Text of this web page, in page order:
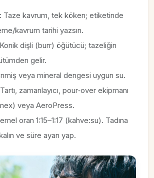
: Taze kavrum, tek köken; etiketinde
kavrum tarihi yazsın.
dişli (burr) öğütücü; tazeliğin
gelir.
veya mineral dengesi uygun su.
zamanlayıcı, pour‑over ekipmanı
veya AeroPress.
oran 1:15–1:17 (kahve:su). Tadına
ve süre ayarı yap.